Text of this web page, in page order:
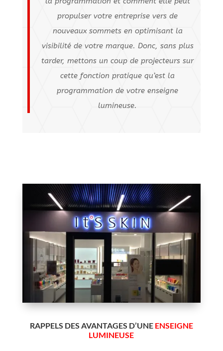
propulser votre entreprise vers de
nouveaux sommets en optimisant la
visibilité de votre marque. Donc, sans plus
tarder, mettons un coup de projecteurs sur
cette fonction pratique qu’est la
programmation de votre enseigne
lumineuse.
RAPPELS DES AVANTAGES D’UNE ENSEIGNE
LUMINEUSE